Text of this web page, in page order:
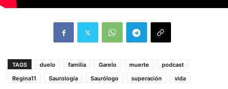
TAGS duelo familia Garelo muerte
podcast
Regina11
Saurología Saurólogo superación vida